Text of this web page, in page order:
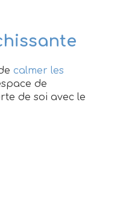
calmer les
de
de soi avec le